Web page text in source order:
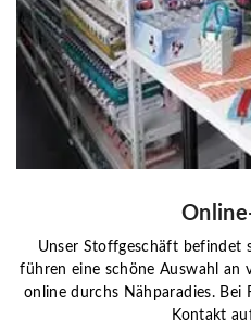
Unser Stoffgeschäft befindet
führen eine schöne Auswahl an
online durchs Nähparadies. Bei
Kontakt